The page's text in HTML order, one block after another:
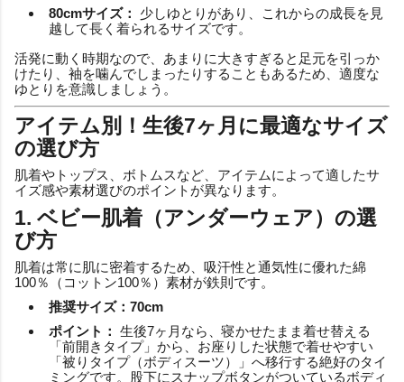
80cmサイズ：
少しゆとりがあり、これからの成長を見
越して長く着られるサイズです。
活発に動く時期なので、あまりに大きすぎると足元を引っか
けたり、袖を噛んでしまったりすることもあるため、適度な
ゆとりを意識しましょう。
アイテム別！生後7ヶ月に最適なサイズ
の選び方
肌着やトップス、ボトムスなど、アイテムによって適したサ
イズ感や素材選びのポイントが異なります。
1. ベビー肌着（アンダーウェア）の選
び方
肌着は常に肌に密着するため、吸汗性と通気性に優れた綿
100％（コットン100％）素材が鉄則です。
推奨サイズ：70cm
ポイント： 生後7ヶ月なら、寝かせたまま着せ替える
「前開きタイプ」から、お座りした状態で着せやすい
「被りタイプ（ボディスーツ）」へ移行する絶好のタイ
ミングです。股下にスナップボタンがついているボディ